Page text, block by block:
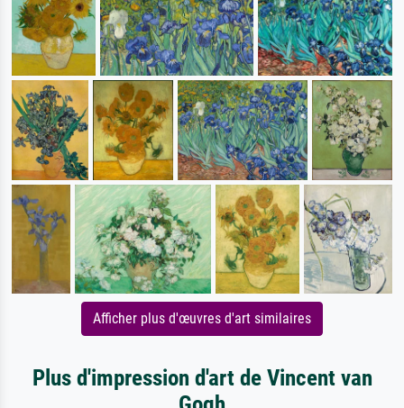
Afficher plus d'œuvres d'art similaires
Plus d'impression d'art de Vincent van